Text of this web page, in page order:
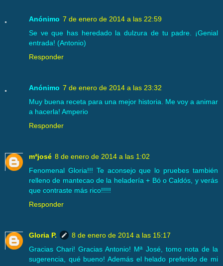
Anónimo 7 de enero de 2014 a las 22:59
Se ve que has heredado la dulzura de tu padre. ¡Genial
entrada! (Antonio)
Responder
Anónimo 7 de enero de 2014 a las 23:32
Muy buena receta para una mejor historia. Me voy a animar
a hacerla! Amperio
Responder
mªjosé 8 de enero de 2014 a las 1:02
Fenomenal Gloria!!! Te aconsejo que lo pruebes también
relleno de mantecao de la heladería + Bó o Caldós, y verás
que contraste más rico!!!!!
Responder
Gloria P.
8 de enero de 2014 a las 15:17
Gracias Chari! Gracias Antonio! Mª José, tomo nota de la
sugerencia, qué bueno! Además el helado preferido de mi